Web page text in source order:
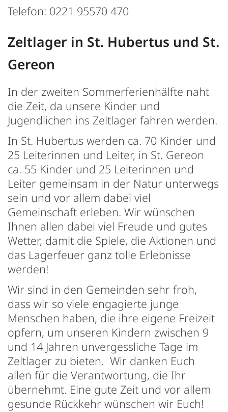
Telefon: 0221 95570 470
Zeltlager in St. Hubertus und St.
Gereon
In der zweiten Sommerferienhälfte naht
die Zeit, da unsere Kinder und
Jugendlichen ins Zeltlager fahren werden.
In St. Hubertus werden ca. 70 Kinder und
25 Leiterinnen und Leiter, in St. Gereon
ca. 55 Kinder und 25 Leiterinnen und
Leiter gemeinsam in der Natur unterwegs
sein und vor allem dabei viel
Gemeinschaft erleben. Wir wünschen
Ihnen allen dabei viel Freude und gutes
Wetter, damit die Spiele, die Aktionen und
das Lagerfeuer ganz tolle Erlebnisse
werden!
Wir sind in den Gemeinden sehr froh,
dass wir so viele engagierte junge
Menschen haben, die ihre eigene Freizeit
opfern, um unseren Kindern zwischen 9
und 14 Jahren unvergessliche Tage im
Zeltlager zu bieten. Wir danken Euch
allen für die Verantwortung, die Ihr
übernehmt. Eine gute Zeit und vor allem
gesunde Rückkehr wünschen wir Euch!